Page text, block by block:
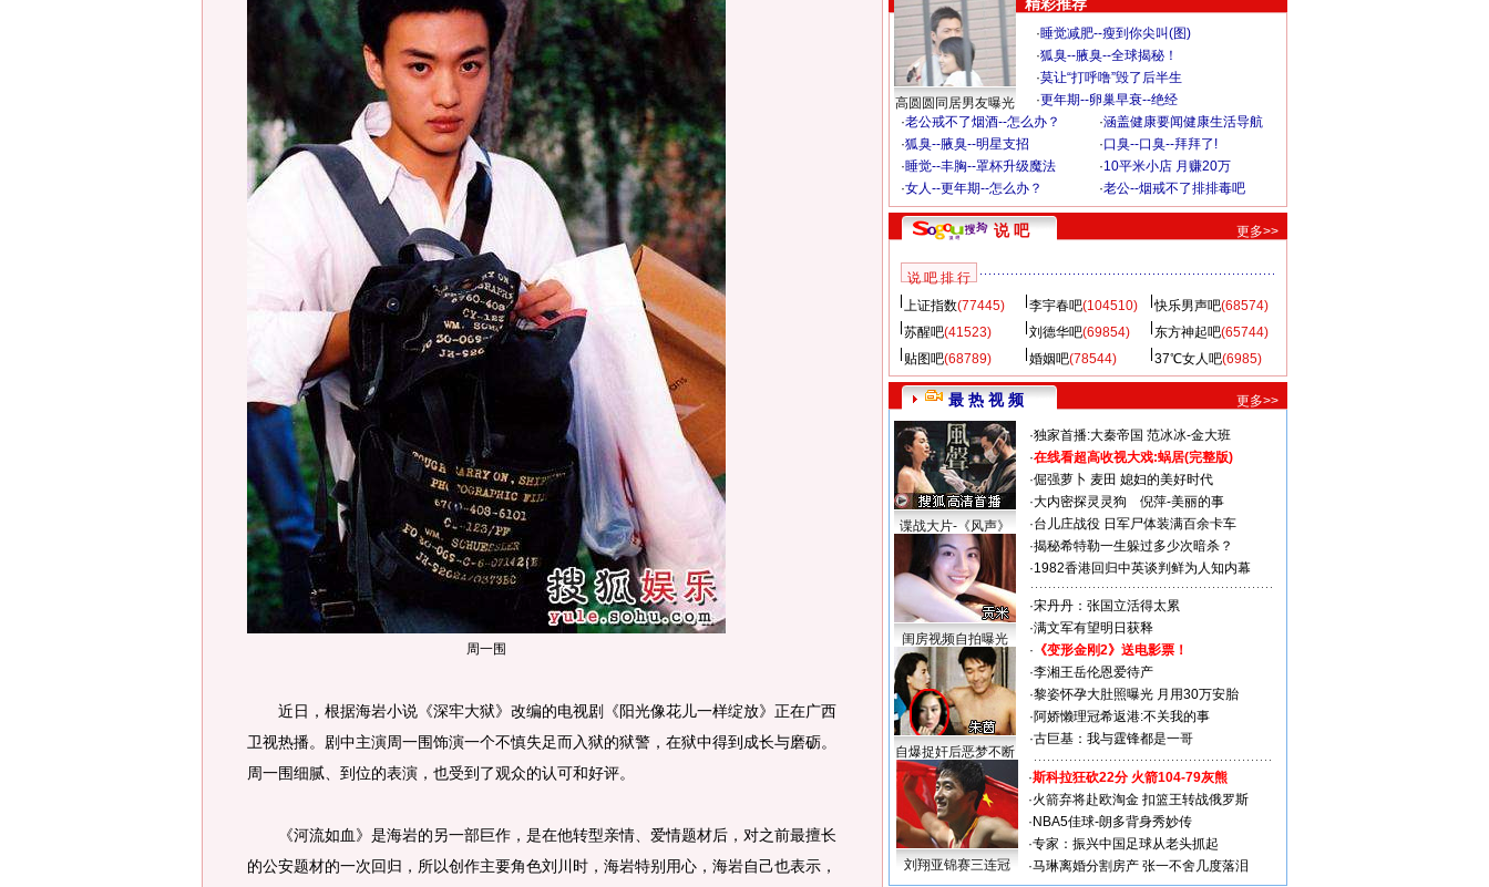
周一围
近日，根据海岩小说《深牢大狱》改编的电视剧《阳光像花儿一样绽放》正在广西
卫视热播。剧中主演周一围饰演一个不慎失足而入狱的狱警，在狱中得到成长与磨砺。
周一围细腻、到位的表演，也受到了观众的认可和好评。
《河流如血》是海岩的另一部巨作，是在他转型亲情、爱情题材后，对之前最擅长
的公安题材的一次回归，所以创作主要角色刘川时，海岩特别用心，海岩自己也表示，
高圆圆同居男友曝光
·睡觉减肥--瘦到你尖叫(图)
·狐臭--腋臭--全球揭秘！
·莫让“打呼噜”毁了后半生
·更年期--卵巢早衰--绝经
·老公戒不了烟酒--怎么办？ ·涵盖健康要闻健康生活导航
·狐臭--腋臭--明星支招 ·口臭--口臭--拜拜了!
·睡觉--丰胸--罩杯升级魔法 ·10平米小店 月赚20万
·女人--更年期--怎么办？ ·老公--烟戒不了排排毒吧
说 吧 更多>>
说 吧 排 行
上证指数(77445) 李宇春吧(104510) 快乐男声吧(68574)
苏醒吧(41523) 刘德华吧(69854) 东方神起吧(65744)
贴图吧(68789) 婚姻吧(78544) 37℃女人吧(6985)
最 热 视 频 更多>>
谍战大片-《风声》
闺房视频自拍曝光
自爆捉奸后恶梦不断
·独家首播:大秦帝国 范冰冰-金大班
·在线看超高收视大戏:蜗居(完整版)
·倔强萝卜 麦田 媳妇的美好时代
·大内密探灵灵狗
倪萍-美丽的事
·台儿庄战役 日军尸体装满百余卡车
·揭秘希特勒一生躲过多少次暗杀？
·1982香港回归中英谈判鲜为人知内幕
·宋丹丹：张国立活得太累
·满文军有望明日获释
· 《变形金刚2》送电影票！
·李湘王岳伦恩爱待产
·黎姿怀孕大肚照曝光 月用30万安胎
·阿娇懒理冠希返港:不关我的事
·古巨基：我与霆锋都是一哥
刘翔亚锦赛三连冠
·斯科拉狂砍22分 火箭104-79灰熊
·火箭弃将赴欧淘金 扣篮王转战俄罗斯
· NBA5佳球-朗多背身秀妙传
·专家：振兴中国足球从老头抓起
·马琳离婚分割房产 张一不舍几度落泪